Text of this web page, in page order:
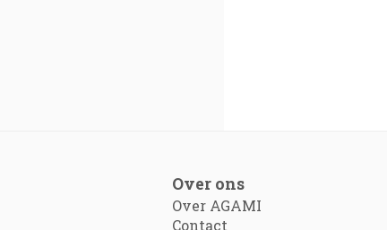
Over ons
Over AGAMI
Contact